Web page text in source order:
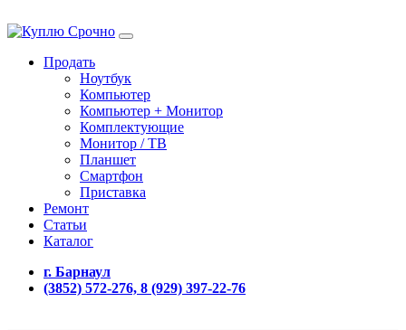
Продать
Ноутбук
Компьютер
Компьютер + Монитор
Комплектующие
Монитор / ТВ
Планшет
Смартфон
Приставка
Ремонт
Статьи
Каталог
г. Барнаул
(3852) 572-276, 8 (929) 397-22-76